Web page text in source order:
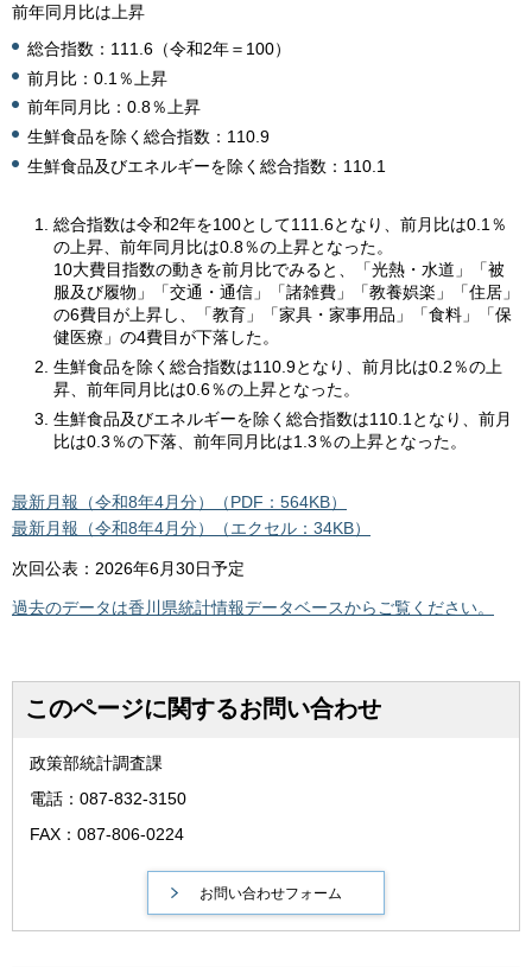
前年同月比は上昇
総合指数：111.6（令和2年＝100）
前月比：0.1％上昇
前年同月比：0.8％上昇
生鮮食品を除く総合指数：110.9
生鮮食品及びエネルギーを除く総合指数：110.1
総合指数は令和2年を100として111.6となり、前月比は0.1％
の上昇、前年同月比は0.8％の上昇となった。
10大費目指数の動きを前月比でみると、「光熱・水道」「被
服及び履物」「交通・通信」「諸雑費」「教養娯楽」「住居」
の6費目が上昇し、「教育」「家具・家事用品」「食料」「保
健医療」の4費目が下落した。
生鮮食品を除く総合指数は110.9となり、前月比は0.2％の上
昇、前年同月比は0.6％の上昇となった。
生鮮食品及びエネルギーを除く総合指数は110.1となり、前月
比は0.3％の下落、前年同月比は1.3％の上昇となった。
最新月報（令和8年4月分）（PDF：564KB）
最新月報（令和8年4月分）（エクセル：34KB）
次回公表：2026年6月30日予定
過去のデータは香川県統計情報データベースからご覧ください。
このページに関するお問い合わせ
政策部統計調査課
電話：087-832-3150
FAX：087-806-0224